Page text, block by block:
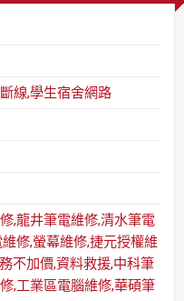
線,學生宿舍網路
,龍井筆電維修,清水筆電
修,螢幕維修,捷元授權維
不加價,資料救援,中科筆
,工業區電腦維修,華碩筆